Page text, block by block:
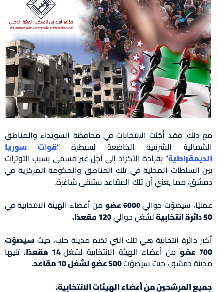
مع ذلك، فقد أُجّلت الانتخابات في محافظة السويداء والمناطق
الشمالية الشرقية الخاضعة لسيطرة “قوات سوريا
الديمقراطية” بقيادة الأكراد إلى أجل غير مسمى بسبب التوترات
بين السلطات المحلية في تلك المناطق والحكومة المركزية في
دمشق، مما يعني أن تلك المقاعد ستبقى شاغرة.
عمليًا، سيصوّت حوالي
من أعضاء الهيئة الانتخابية في
50 دائرة انتخابية
لشغل حوالي120 مقعدًا.
أكبر دائرة انتخابية هي تلك التي تضم مدينة حلب، حيث سيصوّت
700 عضو
من أعضاء الهيئة الانتخابية لشغل14 مقعدًا
، تليها
مدينة دمشق، حيث سيصوّت500 عضو لشغل 10 مقاعد.
جميع المرشحين من أعضاء الهيئات الانتخابية.